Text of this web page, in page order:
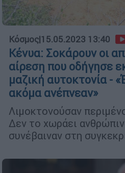
Κόσμος|15.05.2023 13:40
Κένυα: Σοκάρουν οι
αίρεση που οδήγησε
μαζική αυτοκτονία -
ακόμα ανέπνεαν»
Λιμοκτονούσαν
Δεν το χωράει
συνέβαιναν στη